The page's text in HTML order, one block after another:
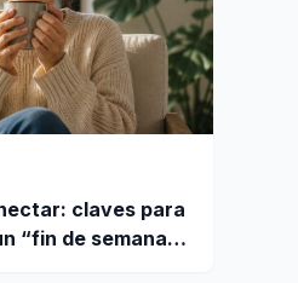
claves para
“fin de semana